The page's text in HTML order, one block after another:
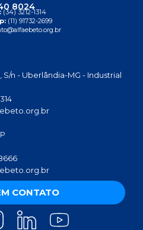
8024
(34) 3212-1314
(11) 91732-2699
n - Uberlândia-MG - Industrial
CONTATO